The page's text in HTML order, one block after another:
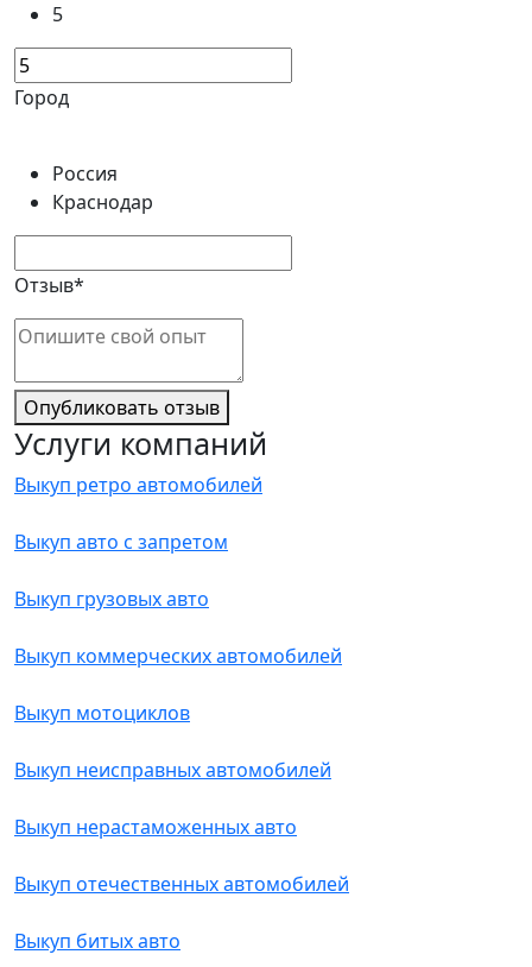
5
Город
Россия
Краснодар
Отзыв*
Опубликовать отзыв
Услуги компаний
Выкуп ретро автомобилей
Выкуп авто с запретом
Выкуп грузовых авто
Выкуп коммерческих автомобилей
Выкуп мотоциклов
Выкуп неисправных автомобилей
Выкуп нерастаможенных авто
Выкуп отечественных автомобилей
Выкуп битых авто